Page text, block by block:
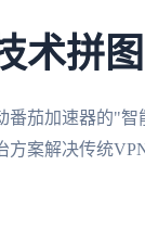
术拼图
番茄加速器的"
案解决传统